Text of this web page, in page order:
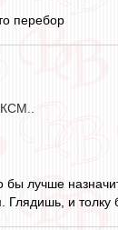
перебор
бы лучше
Глядишь, и